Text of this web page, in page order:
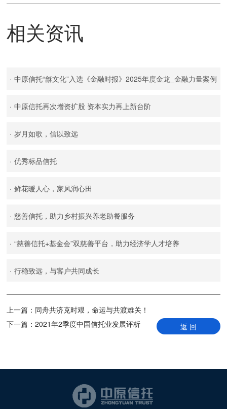
相关资讯
· 中原信托“龢文化”入选《金融时报》2025年度金龙_金融力量案例
· 中原信托再次增资扩股 资本实力再上新台阶
· 岁月如歌，信以致远
· 优秀标品信托
· 鲜花暖人心，家风润心田
· 慈善信托，助力乡村振兴养老助餐服务
· “慈善信托+基金会”双慈善平台，助力经济学人才培养
· 行稳致远，与客户共同成长
上一篇： 同舟共济克时艰，命运与共渡难关！
下一篇：2021年2季度中国信托业发展评析 返 回